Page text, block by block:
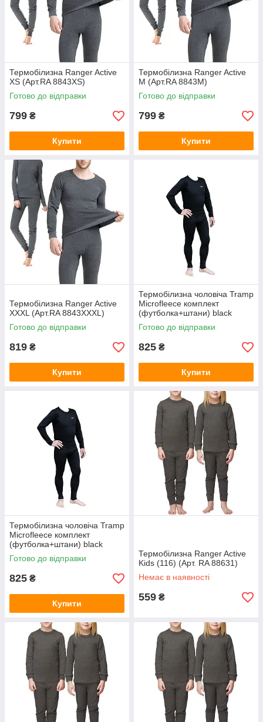
Термобілизна Ranger Active
XS (Арт.RA 8843XS)
Готово до відправки
799 ₴
Купити
Термобілизна Ranger Active
M (Арт.RA 8843M)
Готово до відправки
799 ₴
Купити
Термобілизна Ranger Active
XXXL (Арт.RA 8843XХXL)
Готово до відправки
819 ₴
Купити
Термобілизна чоловіча Tramp
Microfleece комплект
(футболка+штани) black
UTRUM-020, UTRUM-020-
black-L
Готово до відправки
825 ₴
Купити
Термобілизна чоловіча Tramp
Microfleece комплект
(футболка+штани) black
UTRUM-020, UTRUM-020-
black-XL
Готово до відправки
825 ₴
Купити
Термобілизна Ranger Active
Kids (116) (Арт. RA 88631)
Немає в наявності
559 ₴